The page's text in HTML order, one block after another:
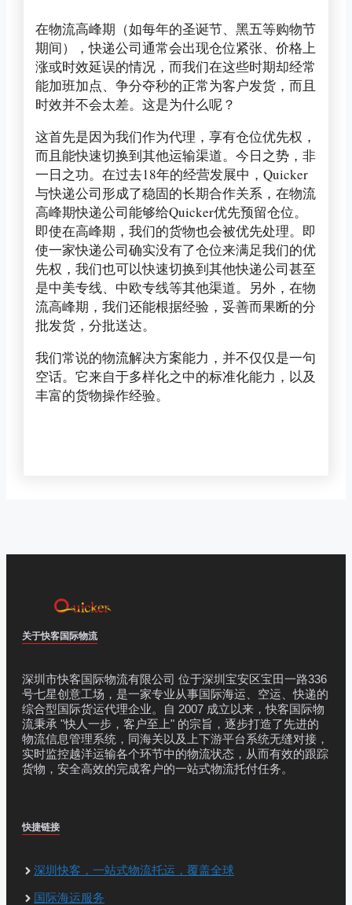
在物流高峰期（如每年的圣诞节、黑五等购物节
期间），快递公司通常会出现仓位紧张、价格上
涨或时效延误的情况，而我们在这些时期却经常
能加班加点、争分夺秒的正常为客户发货，而且
时效并不会太差。这是为什么呢？
这首先是因为我们作为代理，享有仓位优先权，
而且能快速切换到其他运输渠道。今日之势，非
一日之功。在过去18年的经营发展中，Quicker
与快递公司形成了稳固的长期合作关系，在物流
高峰期快递公司能够给Quicker优先预留仓位。
即使在高峰期，我们的货物也会被优先处理。即
使一家快递公司确实没有了仓位来满足我们的优
先权，我们也可以快速切换到其他快递公司甚至
是中美专线、中欧专线等其他渠道。另外，在物
流高峰期，我们还能根据经验，妥善而果断的分
批发货，分批送达。
我们常说的物流解决方案能力，并不仅仅是一句
空话。它来自于多样化之中的标准化能力，以及
丰富的货物操作经验。
关于快客国际物流
深圳市快客国际物流有限公司 位于深圳宝安区宝田一路336
号七星创意工场，是一家专业从事国际海运、空运、快递的
综合型国际货运代理企业。自 2007 成立以来，快客国际物
流秉承 "快人一步，客户至上" 的宗旨，逐步打造了先进的
物流信息管理系统，同海关以及上下游平台系统无缝对接，
实时监控越洋运输各个环节中的物流状态，从而有效的跟踪
货物，安全高效的完成客户的一站式物流托付任务。
快捷链接
深圳快客，一站式物流托运，覆盖全球
国际海运服务